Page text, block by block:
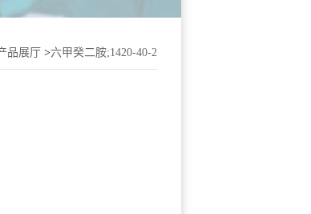
品展厅 >六甲癸二胺;1420-40-2